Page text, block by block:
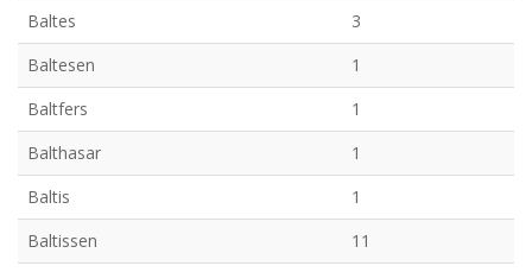
Baltes
3
Baltesen
1
Baltfers
1
Balthasar
1
Baltis
1
Baltissen
11